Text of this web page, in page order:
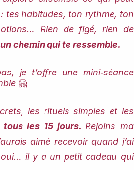
tes habitudes, ton rythme, ton
Rien de figé, rien de
chemin qui te ressemble.
je t’offre une mini‑séance
🤗
les rituels simples et les
tous les 15 jours. Rejoins ma
aimé recevoir quand j’ai
il y a un petit cadeau qui